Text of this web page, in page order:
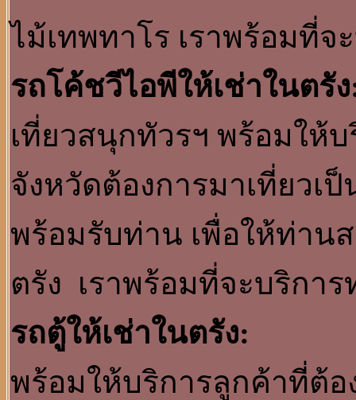
ไม้เทพทาโร เราพร้อมที่
รถโค้ชวีไอพีให้เช่าในตรั
เที่ยวสนุกทัวรฯ พร้อมให้
จังหวัดต้องการมาเที่ยวเ
พร้อมรับท่าน เพื่อให้ท่าน
ตรัง เราพร้อมที่จะบริกา
รถตู้ให้เช่าในตรัง:
พร้อมให้บริการลูกค้าที่ต้อ